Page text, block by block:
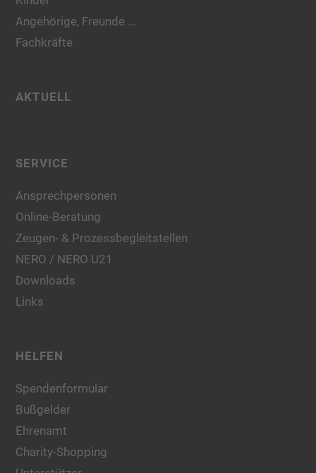
Angehörige, Freunde …
Fachkräfte
AKTUELL
SERVICE
Ansprechpersonen
Online-Beratung
Zeugen- & Prozessbegleitstellen
NERO / NERO U21
Downloads
Links
HELFEN
Spendenformular
Bußgelder
Ehrenamt
Charity-Shopping